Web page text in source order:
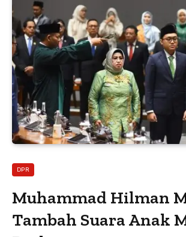
DPR
Muhammad Hilman
Tambah Suara Anak